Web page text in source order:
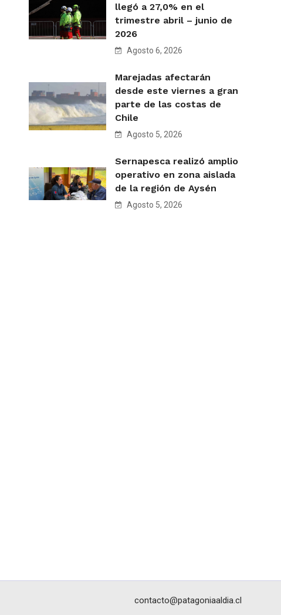
llegó a 27,0% en el
trimestre abril – junio de
2026
Agosto 6, 2026
Marejadas afectarán
desde este viernes a gran
parte de las costas de
Chile
Agosto 5, 2026
Sernapesca realizó amplio
operativo en zona aislada
de la región de Aysén
Agosto 5, 2026
contacto@patagoniaaldia.cl